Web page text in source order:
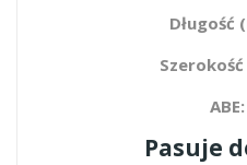
Długość
ABE:
Pasuje